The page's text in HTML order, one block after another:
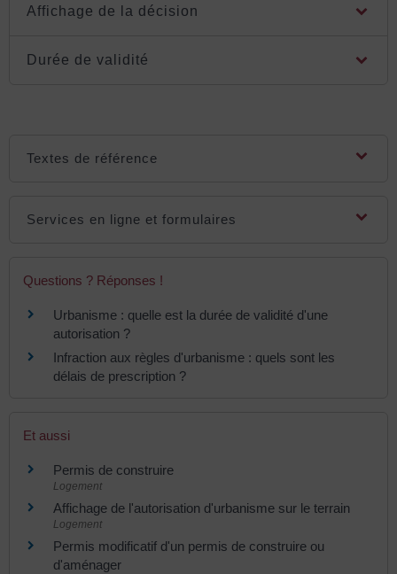
Affichage de la décision
Durée de validité
Textes de référence
Services en ligne et formulaires
Questions ? Réponses !
Urbanisme : quelle est la durée de validité d'une
autorisation ?
Infraction aux règles d'urbanisme : quels sont les
délais de prescription ?
Et aussi
Permis de construire
Logement
Affichage de l'autorisation d'urbanisme sur le terrain
Logement
Permis modificatif d'un permis de construire ou
d'aménager